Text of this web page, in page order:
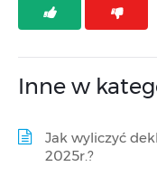
Inne w
Jak wyliczyć
2025r.?